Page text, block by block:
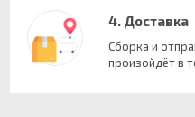
4. Доставка
Сборка и
произойдёт в